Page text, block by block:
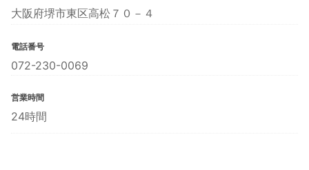
大阪府堺市東区高松７０－４
電話番号
072-230-0069
営業時間
24時間